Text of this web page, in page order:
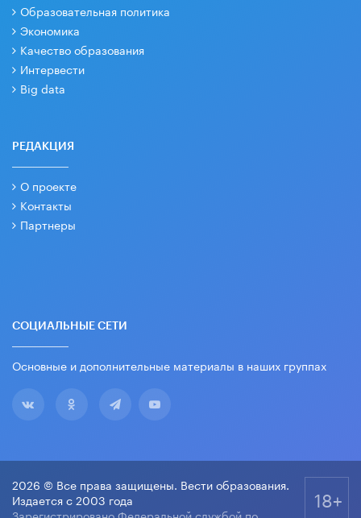
Образовательная политика
Экономика
Качество образования
Интервести
Big data
РЕДАКЦИЯ
О проекте
Контакты
Партнеры
СОЦИАЛЬНЫЕ СЕТИ
Основные и дополнительные материалы в наших группах
2026 © Все права защищены. Вести образования.
Издается с 2003 года
18+